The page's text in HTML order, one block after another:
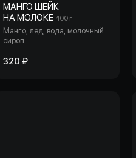
МАНГО ШЕЙК
НА МОЛОКЕ 400 г
Манго, лед, вода, молочный
сироп
320 ₽